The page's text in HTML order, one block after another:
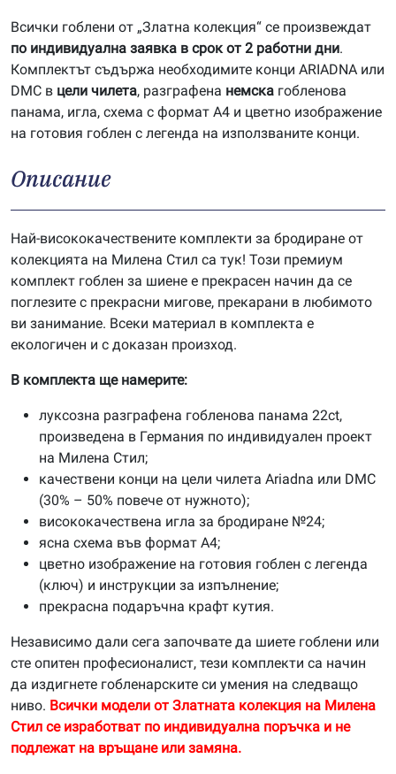
Всички гоблени от „Златна колекция“ се произвеждат
по индивидуална заявка в срок от 2 работни дни.
Комплектът съдържа необходимите конци ARIADNA или
DMC в цели чилета, разграфена немска гобленова
панама, игла, схема с формат А4 и цветно изображение
на готовия гоблен с легенда на използваните конци.
Описание
Най-висококачествените комплекти за бродиране от
колекцията на Милена Стил са тук! Този премиум
комплект гоблен за шиене е прекрасен начин да се
поглезите с прекрасни мигове, прекарани в любимото
ви занимание. Всеки материал в комплекта е
екологичен и с доказан произход.
В комплекта ще намерите:
луксозна разграфена гобленова панама 22ct,
произведена в Германия по индивидуален проект
на Милена Стил;
качествени конци на цели чилета Ariadna или DMC
(30% – 50% повече от нужното);
висококачествена игла за бродиране №24;
ясна схема във формат А4;
цветно изображение на готовия гоблен с легенда
(ключ) и инструкции за изпълнение;
прекрасна подаръчна крафт кутия.
Независимо дали сега започвате да шиете гоблени или
сте опитен професионалист, тези комплекти са начин
да издигнете гобленарските си умения на следващо
ниво. Всички модели от Златната колекция на Милена
Стил се изработват по индивидуална поръчка и не
подлежат на връщане или замяна.